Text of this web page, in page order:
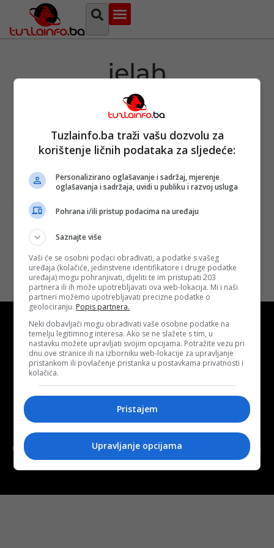
jelah
Prevara:
Predstavio se
sjeo u Audi A6 i
pobjegao
04. 2021.
Kontakt O nama Marketing
Uslovi korištenja Terms of use
Copyright © 2026 D.S.O. PROMUS TUZLA. Developed by:
Futura
Multimedia d.o.o. Tuzla
Tuzlainfo.ba traži vašu dozvolu za
korištenje ličnih podataka za sljedeće:
Personalizirano oglašavanje i sadržaj, mjerenje
oglašavanja i sadržaja, uvidi u publiku i razvoj usluga
Pohrana i/ili pristup podacima na uređaju
Saznajte više
Vaši će se osobni podaci obrađivati, a podatke s vašeg
uređaja (kolačiće, jedinstvene identifikatore i druge podatke
uređaja) mogu pohranjivati, dijeliti te im pristupati 203
partnera ili ih može upotrebljavati ova web-lokacija. Mi i naši
partneri možemo upotrebljavati precizne podatke o
geolociranju. Popis partnera.
Neki dobavljači mogu obrađivati vaše osobne podatke na
temelju legitimnog interesa. Ako se ne slažete s tim, u
nastavku možete upravljati svojim opcijama. Potražite vezu pri
dnu ove stranice ili na izborniku web-lokacije za upravljanje
pristankom ili povlačenje pristanka u postavkama privatnosti i
kolačića.
Pristajem
Upravljanje opcijama